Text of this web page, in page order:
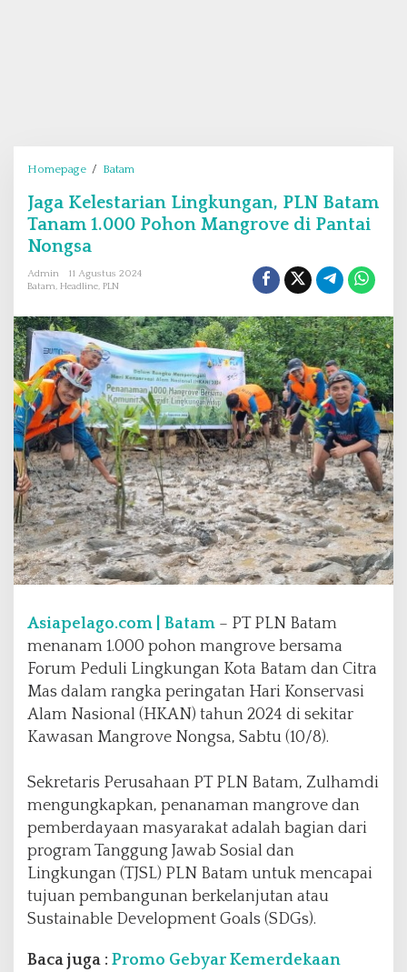
Homepage / Batam
g
a
l
s
t
a
r
i
a
n
L
i
n
g
k
u
n
g
a
,
P
L
B
a
t
T
a
n
m
1
.
0
Jaga Kelestarian Lingkungan, PLN Batam
Tanam 1.000 Pohon Mangrove di Pantai
Nongsa
Admin
11 Agustus 2024
Batam, Headline, PLN
Asiapelago.com | Batam – PT PLN Batam
menanam 1.000 pohon mangrove bersama
Forum Peduli Lingkungan Kota Batam dan Citra
Mas dalam rangka peringatan Hari Konservasi
Alam Nasional (HKAN) tahun 2024 di sekitar
Kawasan Mangrove Nongsa, Sabtu (10/8).
Sekretaris Perusahaan PT PLN Batam, Zulhamdi
mengungkapkan, penanaman mangrove dan
pemberdayaan masyarakat adalah bagian dari
program Tanggung Jawab Sosial dan
Lingkungan (TJSL) PLN Batam untuk mencapai
tujuan pembangunan berkelanjutan atau
Sustainable Development Goals (SDGs).
Baca juga : Promo Gebyar Kemerdekaan